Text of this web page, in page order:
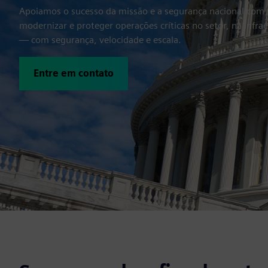
Apoiamos o sucesso da missão e a segurança nacional
modernizar e proteger operações críticas no setor, na
— com segurança, velocidade e escala.
Entre em contato